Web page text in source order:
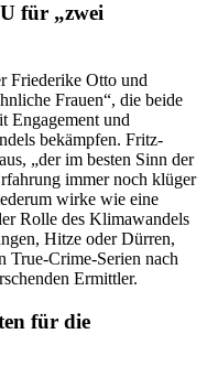
für „zwei
Friederike Otto und
Frauen“, die beide
Engagement und
bekämpfen. Fritz-
„der im besten Sinn der
immer noch klüger
wirke wie eine
Rolle des Klimawandels
Hitze oder Dürren,
True-Crime-Serien nach
Ermittler.
für die